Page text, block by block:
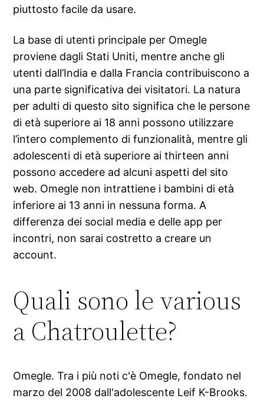
piuttosto facile da usare.
La base di utenti principale per Omegle
proviene dagli Stati Uniti, mentre anche gli
utenti dall’India e dalla Francia contribuiscono a
una parte significativa dei visitatori. La natura
per adulti di questo sito significa che le persone
di età superiore ai 18 anni possono utilizzare
l’intero complemento di funzionalità, mentre gli
adolescenti di età superiore ai thirteen anni
possono accedere ad alcuni aspetti del sito
web. Omegle non intrattiene i bambini di età
inferiore ai 13 anni in nessuna forma. A
differenza dei social media e delle app per
incontri, non sarai costretto a creare un
account.
Quali sono le various
a Chatroulette?
Omegle. Tra i più noti c'è Omegle, fondato nel
marzo del 2008 dall'adolescente Leif K-Brooks.